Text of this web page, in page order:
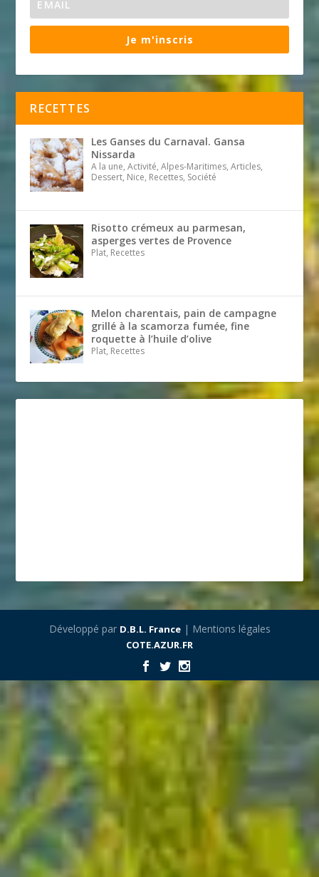
Je m'inscris
RECETTES
Les Ganses du Carnaval. Gansa
Nissarda
A la une, Activité, Alpes-Maritimes, Articles,
Dessert, Nice, Recettes, Société
Risotto crémeux au parmesan,
asperges vertes de Provence
Plat, Recettes
Melon charentais, pain de campagne
grillé à la scamorza fumée, fine
roquette à l’huile d’olive
Plat, Recettes
Développé par D.B.L. France| Mentions légales
COTE.AZUR.FR